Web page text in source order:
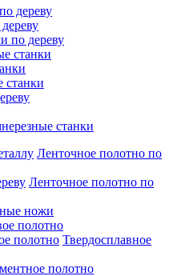
дереву
по дереву
станки
станки
станки
Ленточное полотно по
Ленточное полотно по
ножи
полотно
Твердосплавное
полотно